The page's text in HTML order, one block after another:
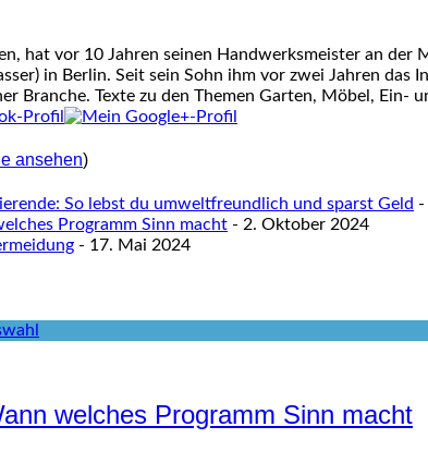
hat vor 10 Jahren seinen Handwerksmeister an
in Berlin. Seit sein Sohn ihm vor zwei Jahren
Branche. Texte zu den Themen Garten, Möbel,
ansehen)
So lebst du umweltfreundlich und sparst Geld -
Programm Sinn macht - 2. Oktober 2024
- 17. Mai 2024
welches Programm Sinn macht